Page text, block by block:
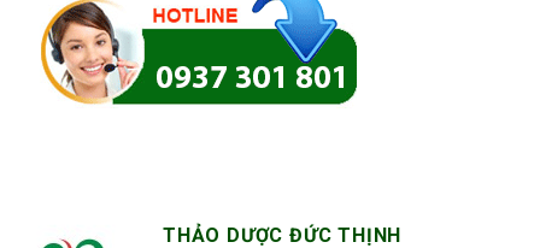
THẢO DƯỢC ĐỨC THỊNH